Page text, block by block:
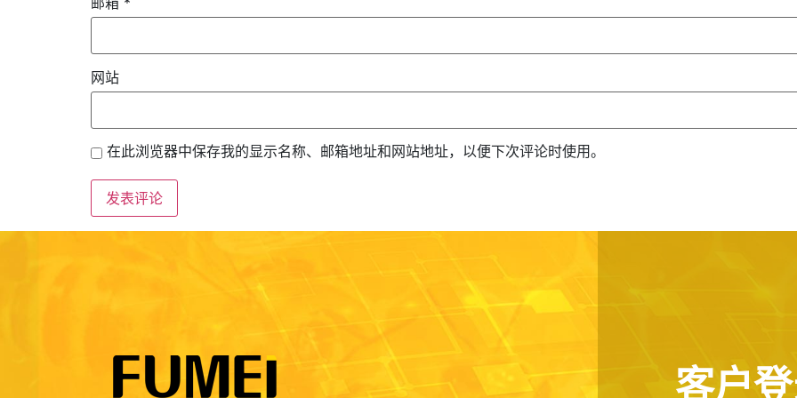
网站
在此浏览器中保存我的显示名称、邮箱地址和网站地址，以便下次评论时使用。
客户